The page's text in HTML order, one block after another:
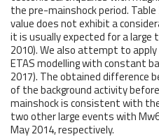
the pre-mainshock period.
value does not exhibit a
it is usually expected for a
2010). We also attempt to
ETAS modelling with constant
2017). The obtained difference
of the background activity
mainshock is consistent with
two other large events with
May 2014, respectively.